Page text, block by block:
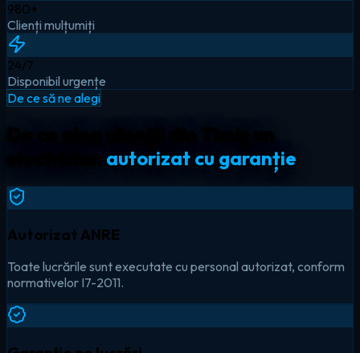
980+
Clienți mulțumiți
24/7
Disponibil urgențe
De ce să ne alegi
autorizat cu garanție
Autorizat ANRE
Toate lucrările sunt executate cu personal autorizat, conform
normativelor I7-2011.